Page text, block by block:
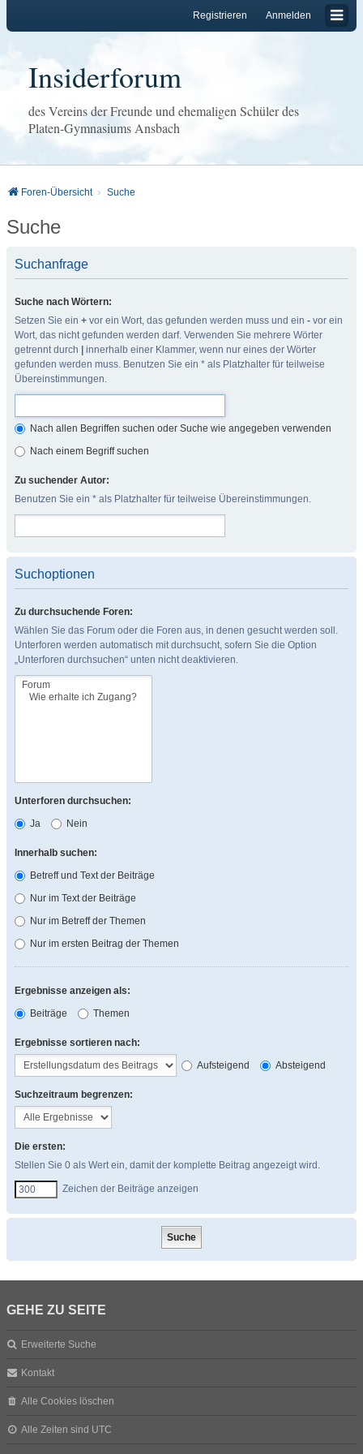
Anmelden
Registrieren
Insiderforum
des Vereins der Freunde und ehemaligen Schüler des
Platen-Gymnasiums Ansbach
Foren-Übersicht Suche
Suche
Suchanfrage
Suche nach Wörtern:
Setzen Sie ein + vor ein Wort, das gefunden werden muss und ein - vor ein
Wort, das nicht gefunden werden darf. Verwenden Sie mehrere Wörter
getrennt durch
innerhalb einer Klammer, wenn nur eines der Wörter
gefunden werden muss. Benutzen Sie ein * als Platzhalter für teilweise
Übereinstimmungen.
Nach allen Begriffen suchen oder Suche wie angegeben verwenden
Nach einem Begriff suchen
Zu suchender Autor:
Benutzen Sie ein * als Platzhalter für teilweise Übereinstimmungen.
Suchoptionen
Zu durchsuchende Foren:
Wählen Sie das Forum oder die Foren aus, in denen gesucht werden soll.
Unterforen werden automatisch mit durchsucht, sofern Sie die Option
„Unterforen durchsuchen“ unten nicht deaktivieren.
Unterforen durchsuchen:
Ja
Nein
Innerhalb suchen:
Betreff und Text der Beiträge
Nur im Text der Beiträge
Nur im Betreff der Themen
Nur im ersten Beitrag der Themen
Ergebnisse anzeigen als:
Beiträge
Themen
Ergebnisse sortieren nach:
Aufsteigend
Absteigend
Suchzeitraum begrenzen:
Die ersten:
Stellen Sie 0 als Wert ein, damit der komplette Beitrag angezeigt wird.
Zeichen der Beiträge anzeigen
GEHE ZU SEITE
Erweiterte Suche
Kontakt
Alle Cookies löschen
Alle Zeiten sind UTC